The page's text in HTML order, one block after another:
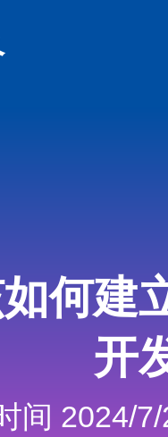
何建
开
间 2024/